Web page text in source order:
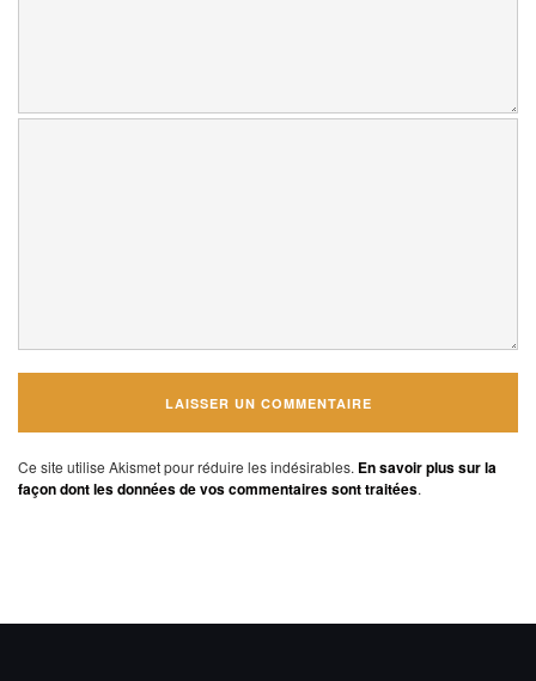
Ce site utilise Akismet pour réduire les indésirables. En savoir plus sur la
façon dont les données de vos commentaires sont traitées.